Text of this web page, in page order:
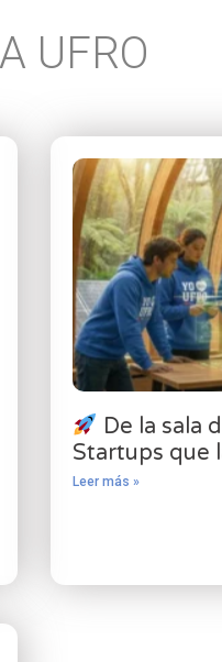
UFRO
De la sala
Startups que
Leer más »